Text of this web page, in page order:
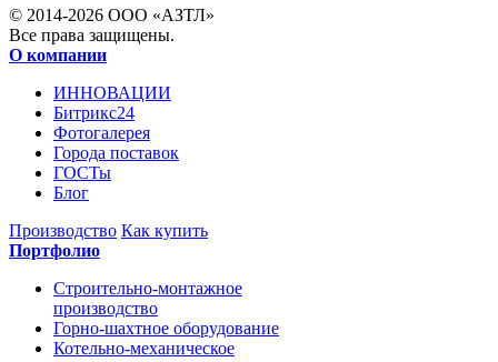
© 2014-2026 ООО «АЗТЛ»
Все права защищены.
О компании
ИННОВАЦИИ
Битрикс24
Фотогалерея
Города поставок
ГОСТы
Блог
Производство Как купить
Портфолио
Строительно-монтажное
производство
Горно-шахтное оборудование
Котельно-механическое